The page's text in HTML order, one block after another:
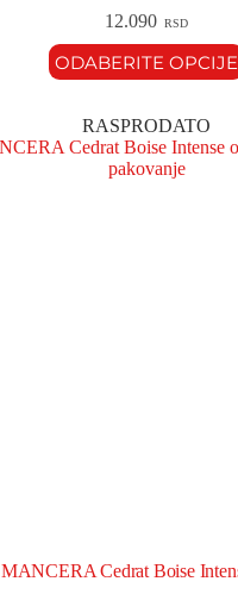
12.090 RSD
ODABERITE OPCIJE
RASPRODATO
MANCERA Cedrat Boise